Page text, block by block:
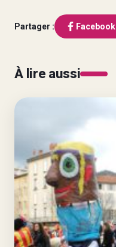
Partager : Facebook
À lire aussi